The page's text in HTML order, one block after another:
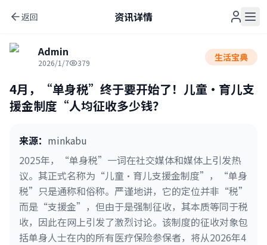
返回 资讯详情
Admin
2026/1/7 379 生活宝典
4月，“单身税”终于要开始了！儿童·育儿支
援金制度“人均征收多少钱？
来源： minkabu
2025年，“单身税”一词在社交媒体和媒体上引发热
议。其正式名称为“儿童·育儿支援金制度”，“单身
税”只是通称和俗称。严谨地讲，它的定位并非“税”
而是“支援金”，但由于是强制征收，其本质等同于税
收，因此在网上引发了激烈讨论。该制度的征收对象包
括单身人士在内的所有医疗保险参保者，将从2026年4